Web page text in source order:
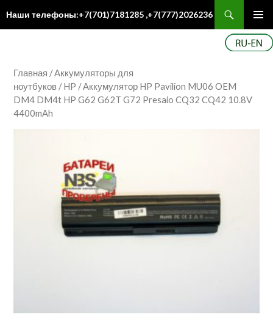
Наши телефоны:+7(701)7181285 ,+7(777)2026236
Главная /Аккумуляторы для
ноутбуков /HP / Аккумулятор HP Pavilion MU06 OEM
DM4 DM4t HP G62 G62T G72 Presaio CQ32 CQ42 10.8V
4400mAh